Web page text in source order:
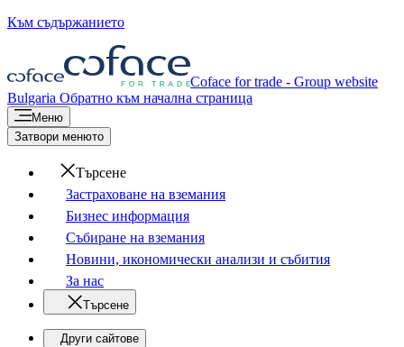
Към съдържанието
Coface for trade - Group website
Bulgaria Обратно към начална страница
Меню
Затвори менюто
Търсене
Застраховане на вземания
Бизнес информация
Събиране на вземания
Новини, икономически анализи и събития
За нас
Търсене
Други сайтове